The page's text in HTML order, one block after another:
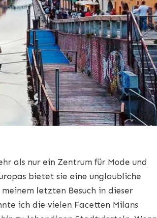
als nur ein Zentrum für Mode und
bietet sie eine unglaubliche
meinem letzten Besuch in dieser
ich die vielen Facetten Milans